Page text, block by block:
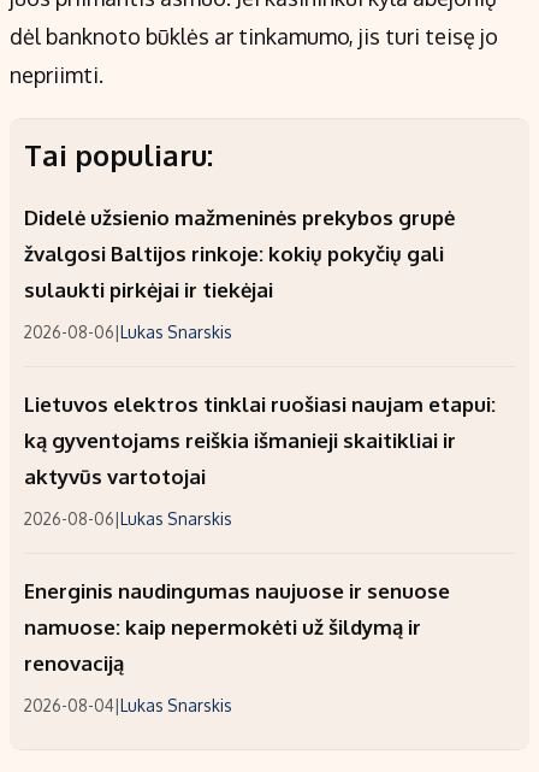
dėl banknoto būklės ar tinkamumo, jis turi teisę jo
nepriimti.
Tai populiaru:
Didelė užsienio mažmeninės prekybos grupė
žvalgosi Baltijos rinkoje: kokių pokyčių gali
sulaukti pirkėjai ir tiekėjai
2026-08-06|Lukas Snarskis
Lietuvos elektros tinklai ruošiasi naujam etapui:
ką gyventojams reiškia išmanieji skaitikliai ir
aktyvūs vartotojai
2026-08-06|Lukas Snarskis
Energinis naudingumas naujuose ir senuose
namuose: kaip nepermokėti už šildymą ir
renovaciją
2026-08-04|Lukas Snarskis